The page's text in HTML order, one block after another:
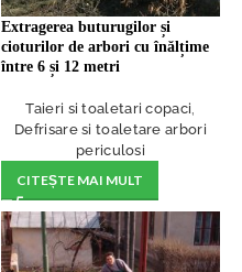
Extragerea buturugilor și
cioturilor de arbori cu înălțime
între 6 și 12 metri
Taieri si toaletari copaci,
Defrisare si toaletare arbori
periculosi
CITEȘTE MAI MULT